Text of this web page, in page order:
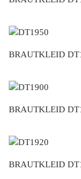
BRAUTKLEID
BRAUTKLEID
BRAUTKLEID